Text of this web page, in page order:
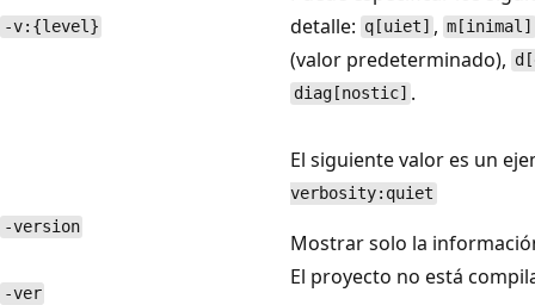
-v:{level}
detalle: q[uiet] , m[inimal]
(valor predeterminado),
diag[nostic] .
El siguiente valor es un
verbosity:quiet
-version
-ver
Mostrar solo la
El proyecto no está